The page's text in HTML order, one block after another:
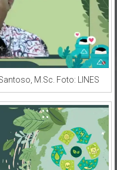
M.Sc. Foto: LINES